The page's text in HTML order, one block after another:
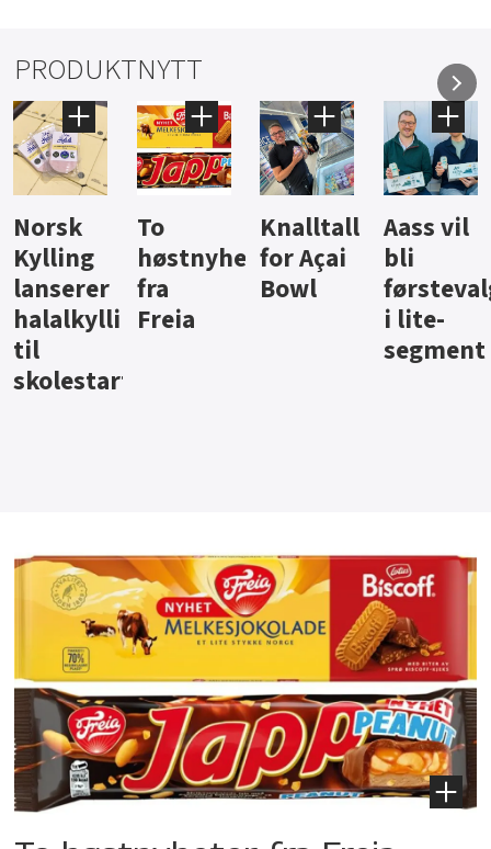
PRODUKTNYTT
Knalltall
for Açai
Bowl
Aass vil
bli
førstevalg
i lite-
Brus og
jus fra
Berentsen
Hard
iste fra
Hansa